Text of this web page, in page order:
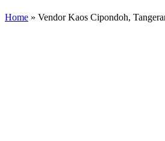
Home » Vendor Kaos Cipondoh,